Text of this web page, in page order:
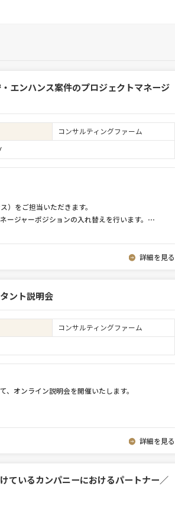
エンハンス案件のプロジェクトマネージ
コンサルティングファーム
）をご担当いただきます。
ジャーポジションの入れ替えを行います。 ⋯
詳細を見る
ント説明会
コンサルティングファーム
オンライン説明会を開催いたします。
詳細を見る
ているカンパニーにおけるパートナー／